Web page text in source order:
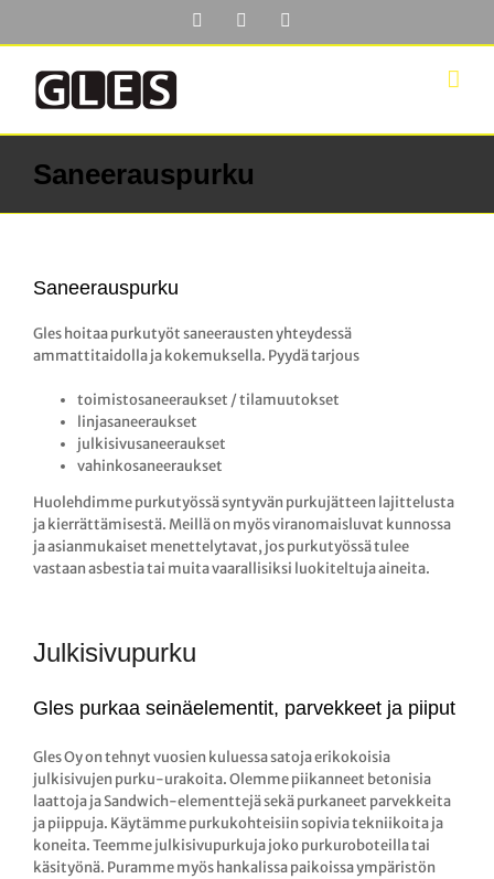
FacebookYouTube
Saneerauspurku
Saneerauspurku
Gles hoitaa purkutyöt saneerausten yhteydessä
ammattitaidolla ja kokemuksella. Pyydä tarjous
toimistosaneeraukset / tilamuutokset
linjasaneeraukset
julkisivusaneeraukset
vahinkosaneeraukset
Huolehdimme purkutyössä syntyvän purkujätteen lajittelusta
ja kierrättämisestä. Meillä on myös viranomaisluvat kunnossa
ja asianmukaiset menettelytavat, jos purkutyössä tulee
vastaan asbestia tai muita vaarallisiksi luokiteltuja aineita.
Julkisivupurku
Gles purkaa seinäelementit, parvekkeet ja piiput
Gles Oy on tehnyt vuosien kuluessa satoja erikokoisia
julkisivujen purku-urakoita. Olemme piikanneet betonisia
laattoja ja Sandwich-elementtejä sekä purkaneet parvekkeita
ja piippuja. Käytämme purkukohteisiin sopivia tekniikoita ja
koneita. Teemme julkisivupurkuja joko purkuroboteilla tai
käsityönä. Puramme myös hankalissa paikoissa ympäristön